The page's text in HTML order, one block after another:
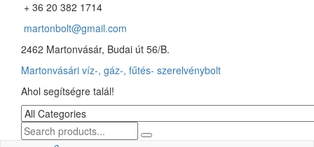
+ 36 20 382 1714
martonbolt@gmail.com
2462 Martonvásár, Budai út 56/B.
Martonvásári víz-, gáz-, fűtés- szerelvénybolt
Ahol segítségre talál!